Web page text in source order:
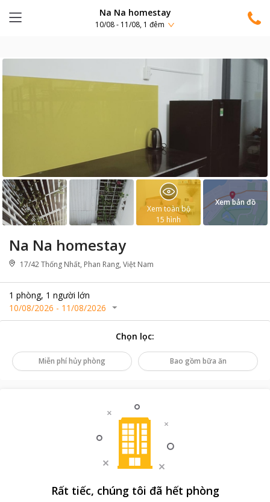
Na Na homestay
10/08 - 11/08, 1 đêm
Na Na homestay
17/42 Thống Nhất, Phan Rang, Việt Nam
1 phòng, 1 người lớn
10/08/2026 - 11/08/2026
Xem toàn bộ
15 hình
Xem bản đồ
Chọn lọc:
Miễn phí hủy phòng Bao gồm bữa ăn
Rất tiếc, chúng tôi đã hết phòng